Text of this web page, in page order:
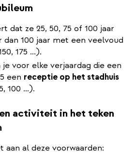
dat ze 25, 50, 75 of 100 jaar
100 jaar met een veelvoud
175 ...).
je voor elke verjaardag die een
een receptie op het stadhuis
100 ...).
activiteit in het teken
al deze voorwaarden: